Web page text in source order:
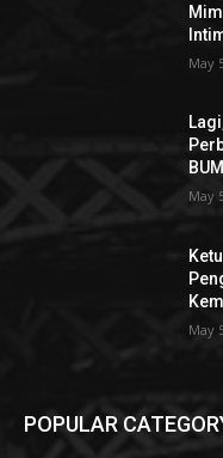
May
May
May
POPULAR